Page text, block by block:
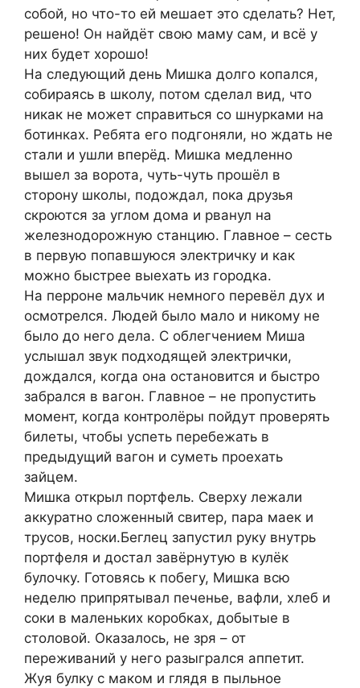
собой, но что-то ей мешает это сделать? Нет,
решено! Он найдёт свою маму сам, и всё у
них будет хорошо!
На следующий день Мишка долго копался,
собираясь в школу, потом сделал вид, что
никак не может справиться со шнурками на
ботинках. Ребята его подгоняли, но ждать не
стали и ушли вперёд. Мишка медленно
вышел за ворота, чуть-чуть прошёл в
сторону школы, подождал, пока друзья
скроются за углом дома и рванул на
железнодорожную станцию. Главное – сесть
в первую попавшуюся электричку и как
можно быстрее выехать из городка.
На перроне мальчик немного перевёл дух и
осмотрелся. Людей было мало и никому не
было до него дела. С облегчением Миша
услышал звук подходящей электрички,
дождался, когда она остановится и быстро
забрался в вагон. Главное – не пропустить
момент, когда контролёры пойдут проверять
билеты, чтобы успеть перебежать в
предыдущий вагон и суметь проехать
зайцем.
Мишка открыл портфель. Сверху лежали
аккуратно сложенный свитер, пара маек и
трусов, носки.Беглец запустил руку внутрь
портфеля и достал завёрнутую в кулёк
булочку. Готовясь к побегу, Мишка всю
неделю припрятывал печенье, вафли, хлеб и
соки в маленьких коробках, добытые в
столовой. Оказалось, не зря – от
переживаний у него разыгрался аппетит.
Жуя булку с маком и глядя в пыльное